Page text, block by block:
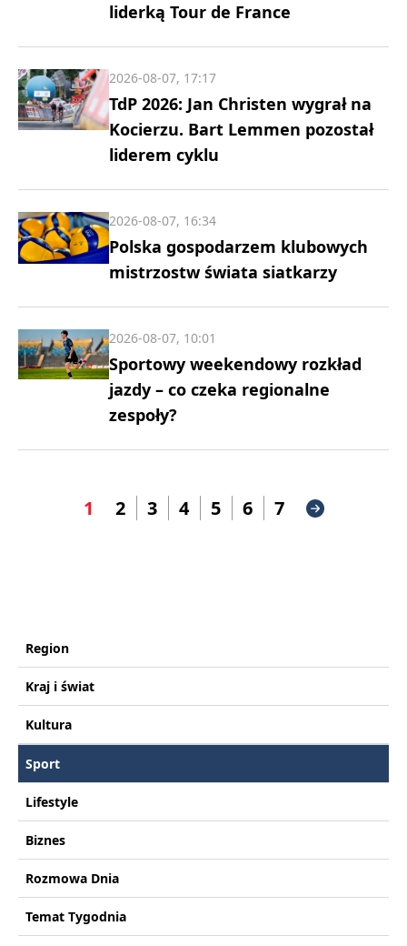
liderką Tour de France
TdP 2026: Jan Christen wygrał na
Kocierzu. Bart Lemmen pozostał
liderem cyklu
2026-08-07, 17:17
Polska gospodarzem klubowych
mistrzostw świata siatkarzy
2026-08-07, 16:34
Sportowy weekendowy rozkład
jazdy – co czeka regionalne
zespoły?
2026-08-07, 10:01
1 2 3 4 5 6 7
Region
Kraj i świat
Kultura
Sport
Lifestyle
Biznes
Rozmowa Dnia
Temat Tygodnia